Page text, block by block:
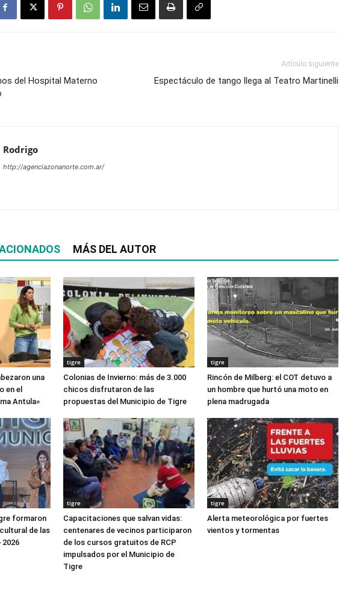
del Hospital Materno
Artículo siguiente
Espectáculo de tango llega al Teatro Martinelli
Rodrigo
http://agenciazonanorte.com.ar/
MÁS DEL AUTOR
una
en el
Antula»
tigre
Colonias de Invierno: más de 3.000
chicos disfrutaron de las
propuestas del Municipio de Tigre
tigre
Rincón de Milberg: el COT detuvo a
un hombre que hurtó una moto en
plena madrugada
formaron
de las
2026
tigre
Capacitaciones que salvan vidas:
centenares de vecinos participaron
de los cursos gratuitos de RCP
impulsados por el Municipio de
Tigre
tigre
Alerta meteorológica por fuertes
vientos y tormentas